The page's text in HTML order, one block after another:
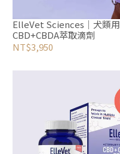
ElleVet Sciences｜犬類用
CBD+CBDA萃取滴劑
NT$3,950